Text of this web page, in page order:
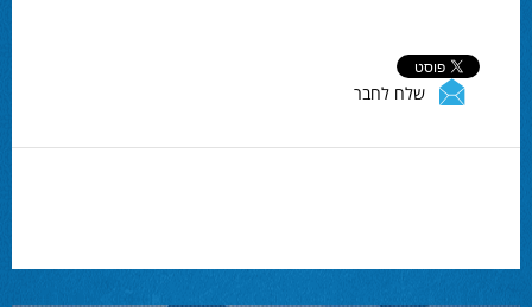
שלח לחבר